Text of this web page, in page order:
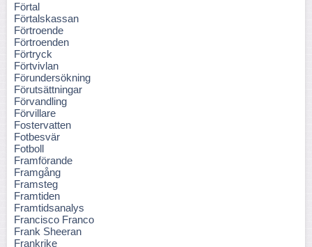
Förtal
Förtalskassan
Förtroende
Förtroenden
Förtryck
Förtvivlan
Förundersökning
Förutsättningar
Förvandling
Förvillare
Fostervatten
Fotbesvär
Fotboll
Framförande
Framgång
Framsteg
Framtiden
Framtidsanalys
Francisco Franco
Frank Sheeran
Frankrike